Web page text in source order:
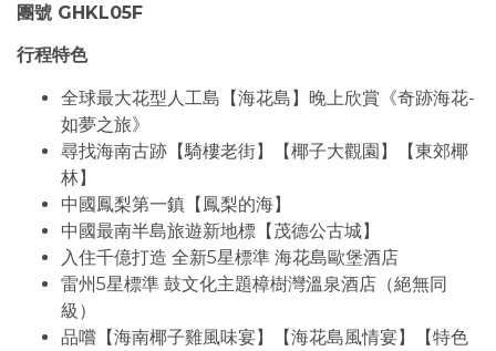
團號 GHKL05F
行程特色
全球最大花型人工島【海花島】晚上欣賞《奇跡海花-
如夢之旅》
尋找海南古跡【騎樓老街】【椰子大觀園】【東郊椰
林】
中國鳳梨第一鎮【鳳梨的海】
中國最南半島旅遊新地標【茂德公古城】
入住千億打造 全新5星標準 海花島歐堡酒店
雷州5星標準 鼓文化主題樟樹灣溫泉酒店（絕無同
級）
品嚐【海南椰子雞風味宴】【海花島風情宴】【特色